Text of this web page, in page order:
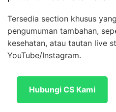
Tersedia section khusus
pengumuman tambahan,
kesehatan, atau tautan live
YouTube/Instagram.
Hubungi CS Kami